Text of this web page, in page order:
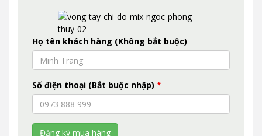
Họ tên khách hàng (Không bắt buộc)
Số điện thoại (Bắt buộc nhập) *